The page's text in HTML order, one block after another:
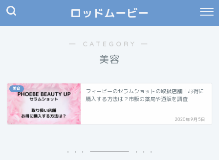
ロッドムービー
― CATEGORY ―
美容
美容
フィービーのセラムショットの取扱店舗！お得に
購入する方法は？市販の薬局や通販を調査
2020年9月5日